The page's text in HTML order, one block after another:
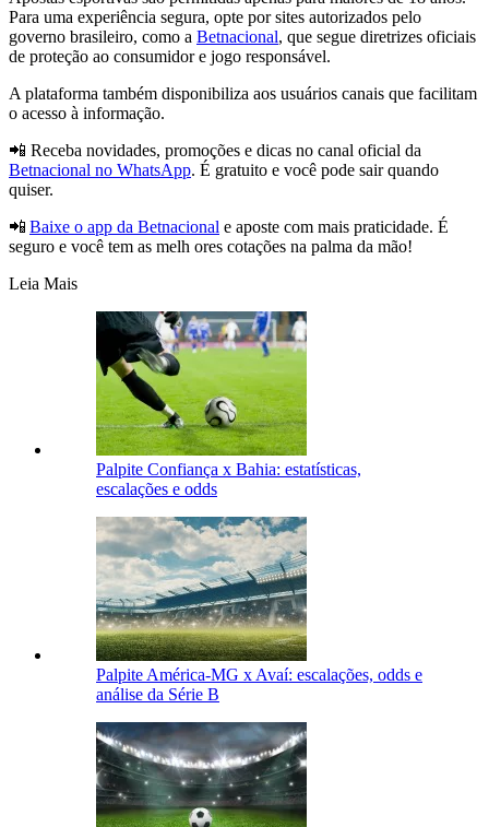
Para uma experiência segura, opte por sites autorizados pelo
governo brasileiro, como a Betnacional, que segue diretrizes oficiais
de proteção ao consumidor e jogo responsável.
A plataforma também disponibiliza aos usuários canais que facilitam
o acesso à informação.
📲 Receba novidades, promoções e dicas no canal oficial da
Betnacional no WhatsApp. É gratuito e você pode sair quando
quiser.
📲 Baixe o app da Betnacional e aposte com mais praticidade. É
seguro e você tem as melh ores cotações na palma da mão!
Leia Mais
Palpite Confiança x Bahia: estatísticas,
escalações e odds
Palpite América-MG x Avaí: escalações, odds e
análise da Série B